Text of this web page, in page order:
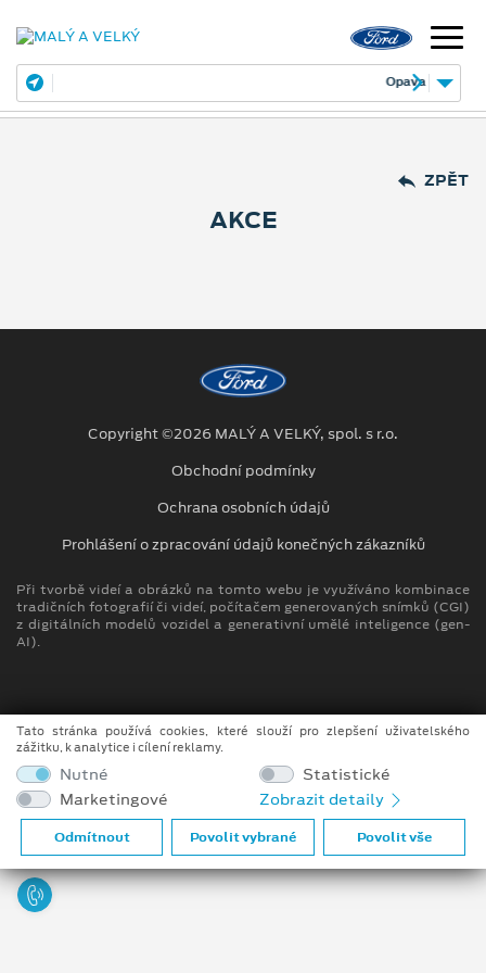
Janská 28
ZPĚT
AKCE
Copyright ©2026 MALÝ A VELKÝ, spol. s r.o.
Obchodní podmínky
Ochrana osobních údajů
Prohlášení o zpracování údajů konečných zákazníků
Při tvorbě videí a obrázků na tomto webu je využíváno kombinace
tradičních fotografií či videí, počítačem generovaných snímků (CGI)
z digitálních modelů vozidel a generativní umělé inteligence (gen-
AI).
Tato stránka používá cookies, které slouží pro zlepšení uživatelského
zážitku, k analytice i cílení reklamy.
Nutné
Statistické
Marketingové
Zobrazit detaily
Odmítnout Povolit vybrané Povolit vše